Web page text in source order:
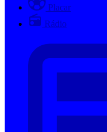
Placar
Rádio